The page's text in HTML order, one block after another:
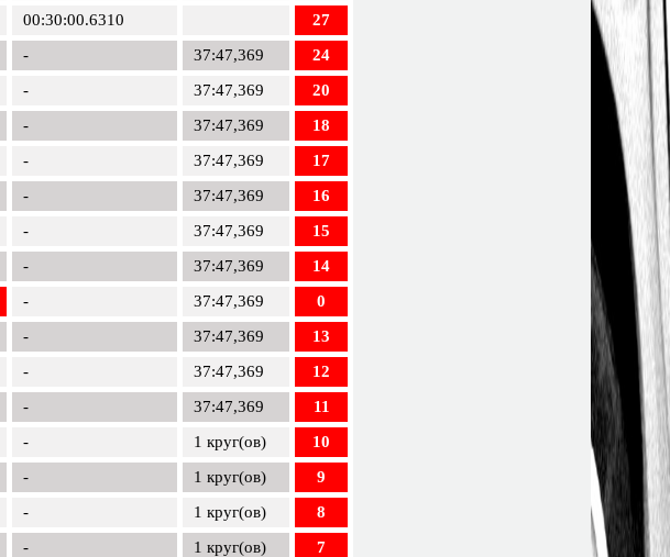
00:30:00.6310
27
- 37:47,369
24
- 37:47,369
20
- 37:47,369
18
- 37:47,369
17
- 37:47,369
16
- 37:47,369
15
- 37:47,369
14
- 37:47,369
0
- 37:47,369
13
- 37:47,369
12
- 37:47,369
11
- 1 круг(ов)
10
- 1 круг(ов)
9
- 1 круг(ов)
8
- 1 круг(ов)
7